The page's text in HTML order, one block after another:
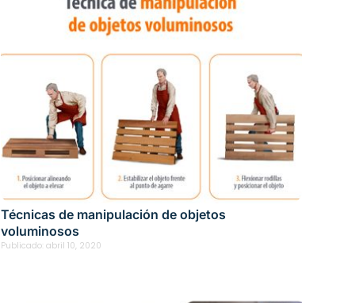
Técnicas de manipulación de objetos
voluminosos
Publicado: abril 10, 2020